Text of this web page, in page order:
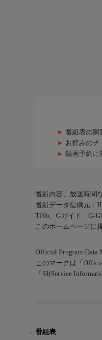
番組表の閲
お好みのチ
録画予約に
番組内容、放送時間
番組データ提供元：
TiVo、Gガイド、G-
このホームページに
Official Program Data
このマークは「
「SI(Service
番組表